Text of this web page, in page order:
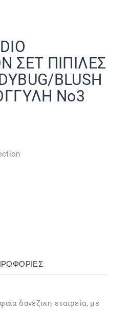
ΣΕΤ ΠΙΠΙΛΕΣ
BLUSH
No3
δανέζικη εταιρεία, με